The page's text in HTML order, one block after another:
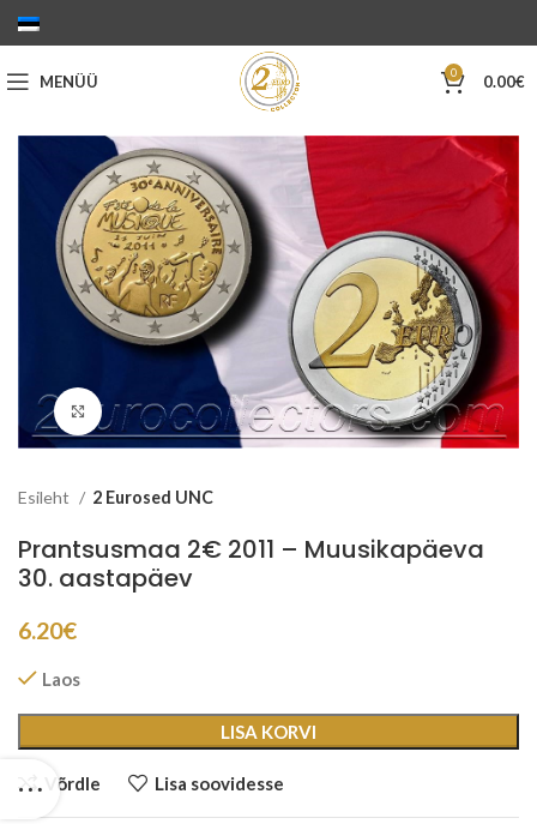
MENÜÜ 0 0.00€
Suurenda
Esileht 2 Eurosed UNC
Prantsusmaa 2€ 2011 – Muusikapäeva
30. aastapäev
6.20€
Laos
LISA KORVI
Võrdle Lisa soovidesse